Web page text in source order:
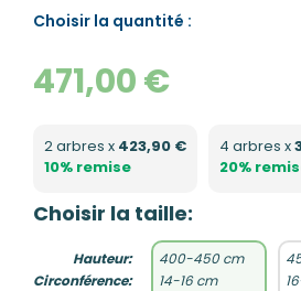
Choisir la quantité :
471,00 €
2 arbres x 423,90 €
10% remise
4 arbres x
20%
Choisir la taille:
Hauteur:
Circonférence:
400-450 cm
14-16 cm